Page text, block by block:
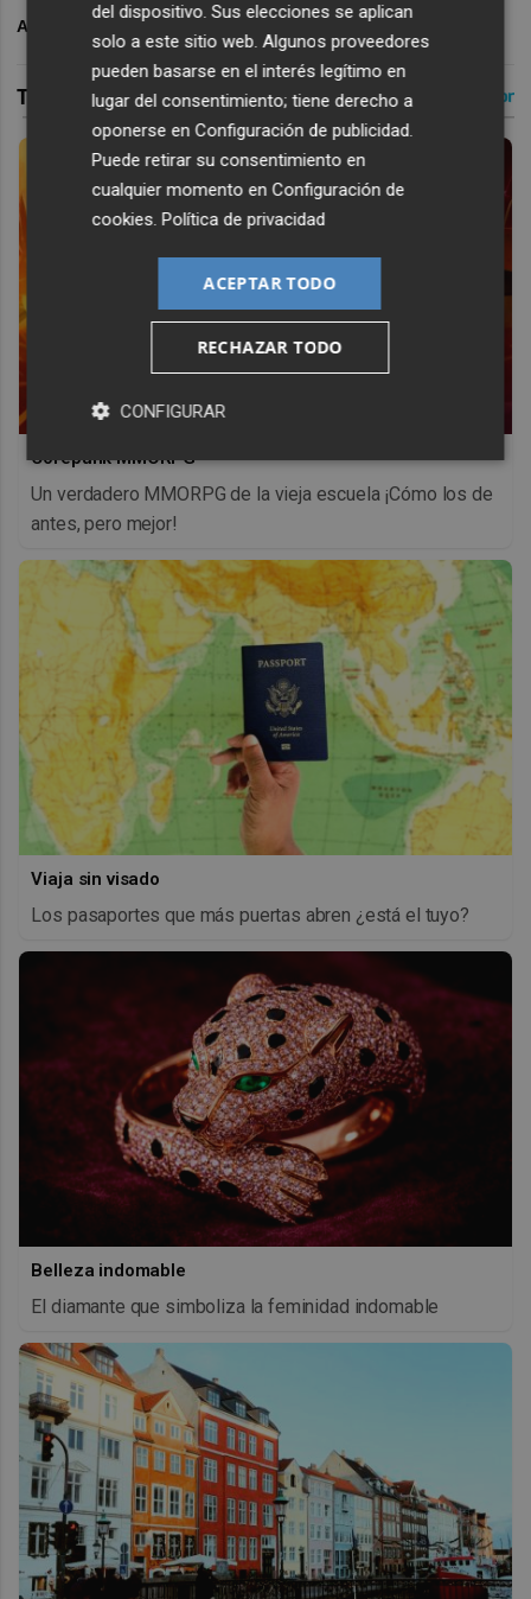
ARCHIVADO EN
Corepunk MMORPG
Un verdadero MMORPG de la vieja escuela ¡Cómo los de
antes, pero mejor!
Viaja sin visado
Los pasaportes que más puertas abren ¿está el tuyo?
Belleza indomable
El diamante que simboliza la feminidad indomable
del dispositivo. Sus elecciones se aplican
solo a este sitio web. Algunos proveedores
pueden basarse en el interés legítimo en
lugar del consentimiento; tiene derecho a
oponerse enConfiguración de publicidad.
Puede retirar su consentimiento en
cualquier momento enConfiguración de
cookies.Política de privacidad
ACEPTAR TODO
RECHAZAR TODO
CONFIGURAR